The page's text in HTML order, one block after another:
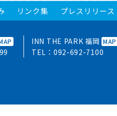
リンク集 プレスリリース
INN THE PARK 福岡MAP
TEL： 092-692-7100